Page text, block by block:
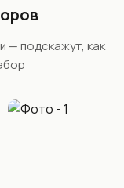
— подскажут, как